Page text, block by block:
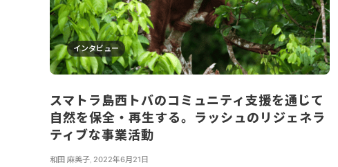
インタビュー
スマトラ島西トバのコミュニティ支援を通じて
自然を保全・再生する。ラッシュのリジェネラ
ティブな事業活動
和田 麻美子 2022年6月21日